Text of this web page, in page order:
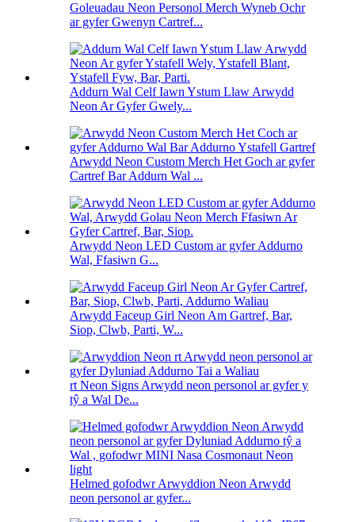
Goleuadau Neon Personol Merch Wyneb Ochr
ar gyfer Gwenyn Cartref...
Addurn Wal Celf Iawn Ystum Llaw Arwydd
Neon Ar Gyfer Gwely...
Arwydd Neon Custom Merch Het Goch ar gyfer
Cartref Bar Addurn Wal ...
Arwydd Neon LED Custom ar gyfer Addurno
Wal, Ffasiwn G...
Arwydd Faceup Girl Neon Am Gartref, Bar,
Siop, Clwb, Parti, W...
rt Neon Signs Arwydd neon personol ar gyfer y
tŷ a Wal De...
Helmed gofodwr Arwyddion Neon Arwydd
neon personol ar gyfer...